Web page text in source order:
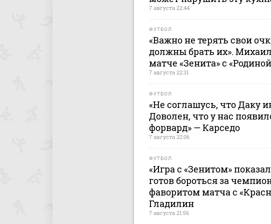
7 августа 22:44
ФУТБОЛ
«Важно не терять свои
должны брать их».
матче «Зенита» с
7 августа 22:31
ФУТБОЛ
«Не соглашусь, что Даку
Доволен, что у нас
форвард» — Карседо
7 августа 22:06
ФУТБОЛ
«Игра с «Зенитом»
готов бороться за
фаворитом матча с
Гладилин
7 августа 21:56